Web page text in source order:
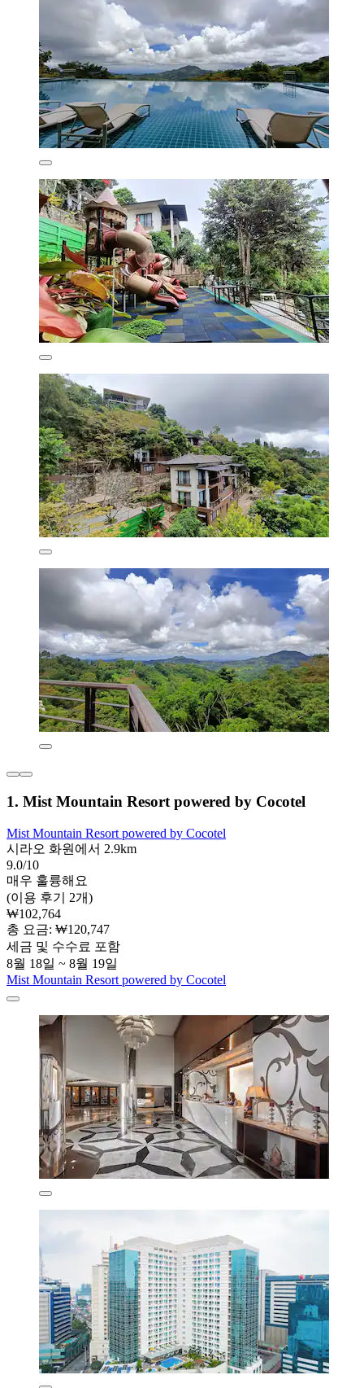
1. Mist Mountain Resort powered by Cocotel
Mist Mountain Resort powered by Cocotel
시라오 화원에서 2.9km
9.0/10
매우 훌륭해요
(이용 후기 2개)
₩102,764
총 요금: ₩120,747
세금 및 수수료 포함
8월 18일 ~ 8월 19일
Mist Mountain Resort powered by Cocotel